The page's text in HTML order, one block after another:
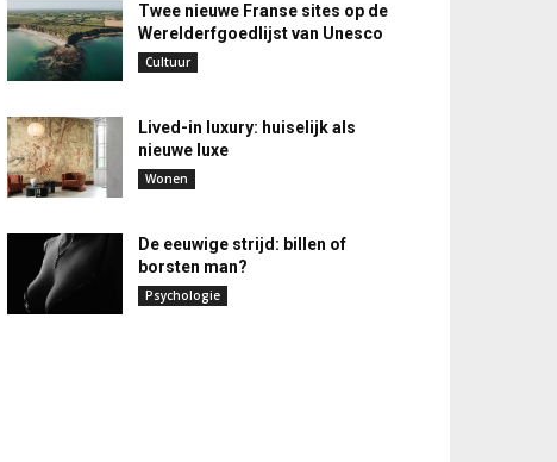
Twee nieuwe Franse sites op de
Werelderfgoedlijst van Unesco
Cultuur
Lived-in luxury: huiselijk als
nieuwe luxe
Wonen
De eeuwige strijd: billen of
borsten man?
Psychologie